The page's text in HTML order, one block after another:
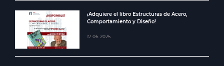
¡Adquiere el libro Estructuras de Acero,
Comportamiento y Diseño!
17-06-2025